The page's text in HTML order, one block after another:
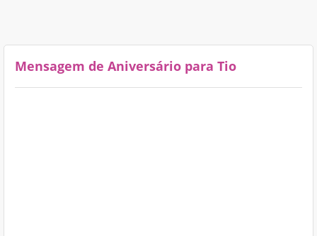
Mensagem de Aniversário para Tio